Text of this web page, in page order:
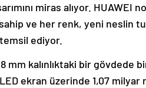
miras alıyor. HUAWEI
ve her renk, yeni neslin
ediyor.
mm kalınlıktaki bir gövdede
ekran üzerinde 1,07